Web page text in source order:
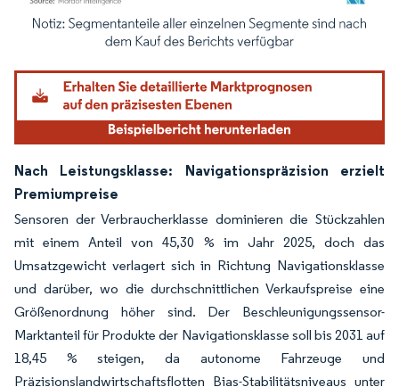
Bild © Mordor Intelligence. Wiederverwendung erfordert Namensnennung
Nach Leistungsklasse: Navigationspräzision erzielt
Premiumpreise
Sensoren der Verbraucherklasse dominieren die Stückzahlen
mit einem Anteil von 45,30 % im Jahr 2025, doch das
Umsatzgewicht verlagert sich in Richtung Navigationsklasse
und darüber, wo die durchschnittlichen Verkaufspreise eine
Größenordnung höher sind. Der Beschleunigungssensor-
Marktanteil für Produkte der Navigationsklasse soll bis 2031 auf
18,45 % steigen, da autonome Fahrzeuge und
Präzisionslandwirtschaftsflotten Bias-Stabilitätsniveaus unter